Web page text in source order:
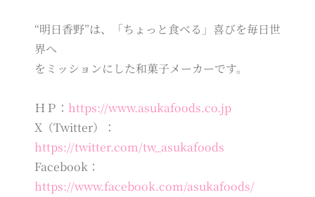
“明日香野”は、「ちょっと食べる」喜びを毎日世
界へ
をミッションにした和菓子メーカーです。
ＨＰ： https://www.asukafoods.co.jp
X（Twitter）：
https://twitter.com/tw_asukafoods
Facebook：
https://www.facebook.com/asukafoods/